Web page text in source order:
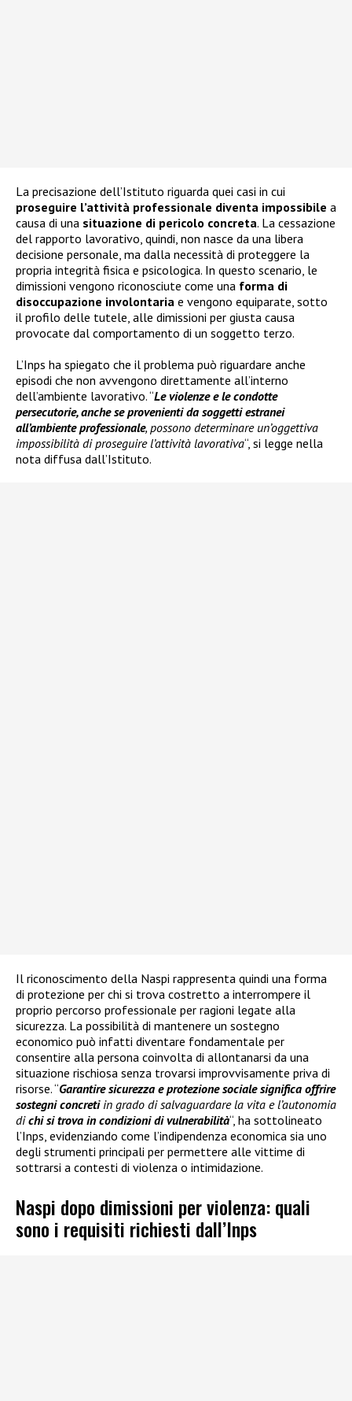
La precisazione dell’Istituto riguarda quei casi in cui
proseguire l’attività professionale diventa impossibile a
causa di una situazione di pericolo concreta. La cessazione
del rapporto lavorativo, quindi, non nasce da una libera
decisione personale, ma dalla necessità di proteggere la
propria integrità fisica e psicologica. In questo scenario, le
dimissioni vengono riconosciute come una forma di
disoccupazione involontaria e vengono equiparate, sotto
il profilo delle tutele, alle dimissioni per giusta causa
provocate dal comportamento di un soggetto terzo.
L’Inps ha spiegato che il problema può riguardare anche
episodi che non avvengono direttamente all’interno
dell’ambiente lavorativo. “Le violenze e le condotte
persecutorie, anche se provenienti da soggetti estranei
all’ambiente professionale, possono determinare un’oggettiva
impossibilità di proseguire l’attività lavorativa“, si legge nella
nota diffusa dall’Istituto.
Il riconoscimento della Naspi rappresenta quindi una forma
di protezione per chi si trova costretto a interrompere il
proprio percorso professionale per ragioni legate alla
sicurezza. La possibilità di mantenere un sostegno
economico può infatti diventare fondamentale per
consentire alla persona coinvolta di allontanarsi da una
situazione rischiosa senza trovarsi improvvisamente priva di
risorse. “Garantire sicurezza e protezione sociale significa offrire
sostegni concretiin grado di salvaguardare la vita e l’autonomia
dichi si trova in condizioni di vulnerabilità“, ha sottolineato
l’Inps, evidenziando come l’indipendenza economica sia uno
degli strumenti principali per permettere alle vittime di
sottrarsi a contesti di violenza o intimidazione.
Naspi dopo dimissioni per violenza: quali
sono i requisiti richiesti dall’Inps